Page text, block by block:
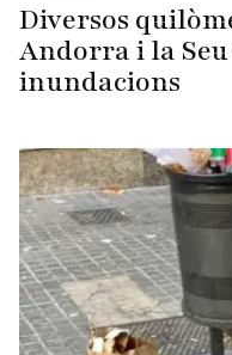
Diversos
Andorra i la
inundacions